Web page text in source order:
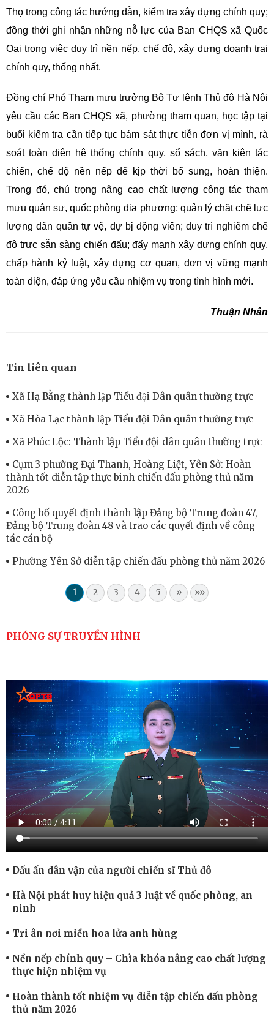
Thọ trong công tác hướng dẫn, kiểm tra xây dựng chính quy;
đồng thời ghi nhận những nỗ lực của Ban CHQS xã Quốc
Oai trong việc duy trì nền nếp, chế độ, xây dựng doanh trại
chính quy, thống nhất.
Đồng chí Phó Tham mưu trưởng Bộ Tư lệnh Thủ đô Hà Nội
yêu cầu các Ban CHQS xã, phường tham quan, học tập tại
buổi kiểm tra cần tiếp tục bám sát thực tiễn đơn vị mình, rà
soát toàn diện hệ thống chính quy, sổ sách, văn kiện tác
chiến, chế độ nền nếp để kịp thời bổ sung, hoàn thiện.
Trong đó, chú trọng nâng cao chất lượng công tác tham
mưu quân sự, quốc phòng địa phương; quản lý chặt chẽ lực
lượng dân quân tự vệ, dự bị động viên; duy trì nghiêm chế
độ trực sẵn sàng chiến đấu; đẩy mạnh xây dựng chính quy,
chấp hành kỷ luật, xây dựng cơ quan, đơn vị vững mạnh
toàn diện, đáp ứng yêu cầu nhiệm vụ trong tình hình mới.
Thuận Nhân
Tin liên quan
Xã Hạ Bằng thành lập Tiểu đội Dân quân thường trực
Xã Hòa Lạc thành lập Tiểu đội Dân quân thường trực
Xã Phúc Lộc: Thành lập Tiểu đội dân quân thường trực
Cụm 3 phường Đại Thanh, Hoàng Liệt, Yên Sở: Hoàn
thành tốt diễn tập thực binh chiến đấu phòng thủ năm
2026
Công bố quyết định thành lập Đảng bộ Trung đoàn 47,
Đảng bộ Trung đoàn 48 và trao các quyết định về công
tác cán bộ
Phường Yên Sở diễn tập chiến đấu phòng thủ năm 2026
1 2 3 4 5 » »»
PHÓNG SỰ TRUYỀN HÌNH
Dấu ấn dân vận của người chiến sĩ Thủ đô
Hà Nội phát huy hiệu quả 3 luật về quốc phòng, an
ninh
Tri ân nơi miền hoa lửa anh hùng
Nền nếp chính quy – Chìa khóa nâng cao chất lượng
thực hiện nhiệm vụ
Hoàn thành tốt nhiệm vụ diễn tập chiến đấu phòng
thủ năm 2026